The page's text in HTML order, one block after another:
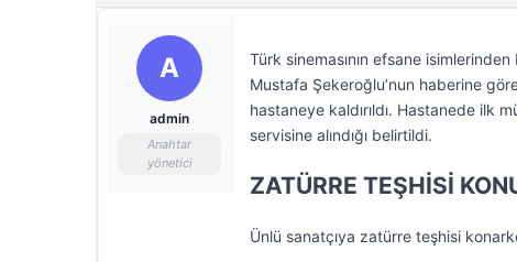
A
admin
Anahtar
yönetici
Türk sinemasının efsane
Mustafa Şekeroğlu’nun haberine
hastaneye kaldırıldı. Hastanede ilk
servisine alındığı belirtildi.
ZATÜRRE TEŞHİSİ
Ünlü sanatçıya zatürre teşhisi